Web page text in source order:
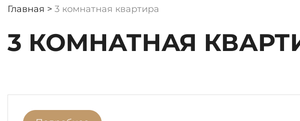
Главная > 3 комнатная квартира
3 КОМНАТНАЯ